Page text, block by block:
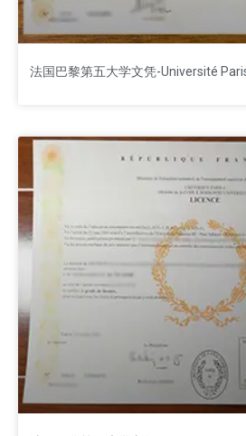
法国巴黎第五大学文凭-Université